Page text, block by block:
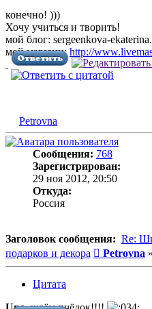
конечно! )))
Хочу учиться и творить!
мой блог: sergeenkova-
мой магазин:http://
Petrovna
Сообщения: 768
Зарегистрирован:
29 ноя 2012, 20:50
Откуда:
Россия
Заголовок сообщения: Re:
подарков и декора
Сообщение
Petrovna »
Цитата